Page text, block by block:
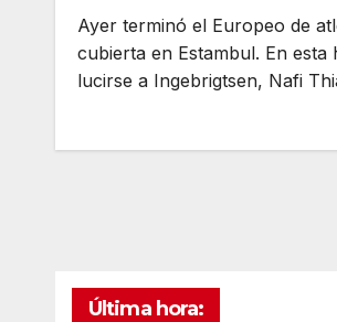
Ayer terminó el Europeo de
cubierta en Estambul. En esta
lucirse a Ingebrigtsen, Nafi
Última hora: